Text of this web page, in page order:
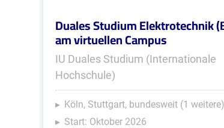
Duales Studium Elektrotechnik
am virtuellen Campus
IU Duales Studium (Internationale
Hochschule)
Köln, Stuttgart, bundesweit (1 weitere)
Start: Oktober 2026